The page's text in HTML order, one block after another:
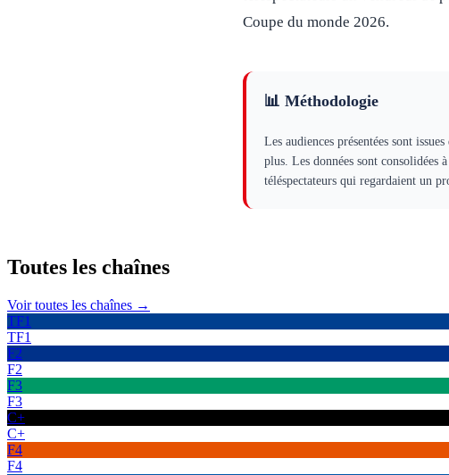
Coupe du monde 2026.
📊 Méthodologie
Les audiences présentées sont
plus. Les données sont
téléspectateurs qui regardaient un
Toutes les chaînes
Voir toutes les chaînes →
TF1
TF1
F2
F2
F3
F3
C+
C+
F4
F4